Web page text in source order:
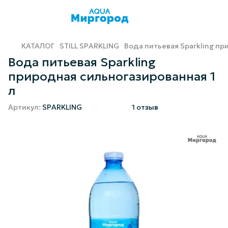
КАТАЛОГ STILL SPARKLING Вода питьевая Sparkling
Вода питьевая Sparkling
природная сильногазированная 1
л
Артикул: SPARKLING 1 отзыв